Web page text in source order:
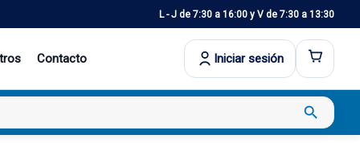
L - J de 7:30 a 16:00 y V de 7:30 a 13:30
Contacto Iniciar sesión
search